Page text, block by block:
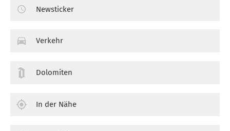
Newsticker
Verkehr
Dolomiten
In der Nähe